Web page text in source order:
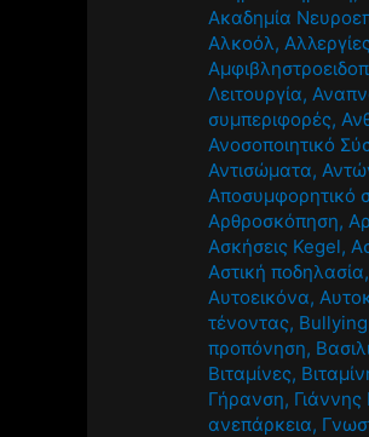
Ακαδημία
Αλκοόλ,
Λειτουργία,
συμπεριφορές,
Ανοσοποιητικό
Αντισώματα,
Αποσυμφορητικό
Αρθροσκόπηση,
Ασκήσεις Kegel,
Αστική ποδηλασία,
Αυτοεικόνα,
τένοντας, Βullying
προπόνηση,
Βιταμίνες,
Γήρανση,
ανεπάρκεια,